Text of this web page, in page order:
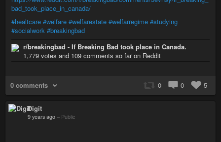
bad_took_place_in_canada/
#healtcare #welfare #welfarestate #welfarregime #studying
#socialwork #breakingbad
r/breakingbad - If Breaking Bad took place in Canada.
1,779 votes and 109 comments so far on Reddit
0 comments 0 0 5
Digit
9 years ago – Public